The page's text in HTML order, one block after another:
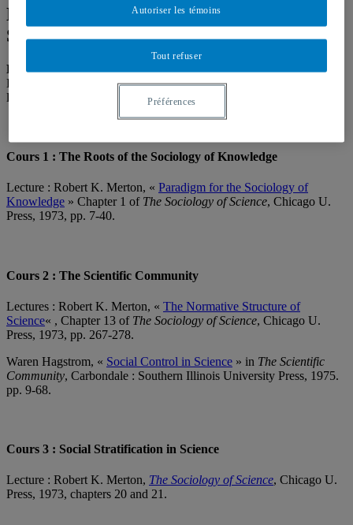
HPS 1006 : Historical Introduction to the
Sociology of Scientific Knowledge
Description: Cours donné par Yves Gingras à l’Institute for the
History and Philosophy of Science and Technology (IHPST) de
l’Université de Toronto
Cours 1 : The Roots of the Sociology of Knowledge
Lecture : Robert K. Merton, « Paradigm for the Sociology of
Knowledge » Chapter 1 of The Sociology of Science, Chicago U.
Press, 1973, pp. 7-40.
Cours 2 : The Scientific Community
Lectures : Robert K. Merton, « The Normative Structure of
Science« , Chapter 13 of The Sociology of Science, Chicago U.
Press, 1973, pp. 267-278.
Waren Hagstrom, « Social Control in Science » in The Scientific
Community, Carbondale : Southern Illinois University Press, 1975.
pp. 9-68.
Cours 3 : Social Stratification in Science
Lecture : Robert K. Merton, The Sociology of Science, Chicago U.
Press, 1973, chapters 20 and 21.
Tout refuser
Autoriser les témoins
Préférences